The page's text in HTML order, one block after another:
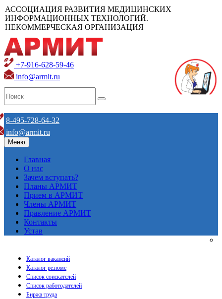
АССОЦИАЦИЯ РАЗВИТИЯ МЕДИЦИНСКИХ
ИНФОРМАЦИОННЫХ ТЕХНОЛОГИЙ.
НЕКОММЕРЧЕСКАЯ ОРГАНИЗАЦИЯ
+7-916-628-59-46
info@armit.ru
8-495-728-64-32
info@armit.ru
Меню
Главная
О нас
Зачем вступать?
Планы АРМИТ
Прием в АРМИТ
Члены АРМИТ
Правление АРМИТ
Контакты
Устав
Каталог вакансий
Каталог резюме
Список соискателей
Список работодателей
Биржа труда